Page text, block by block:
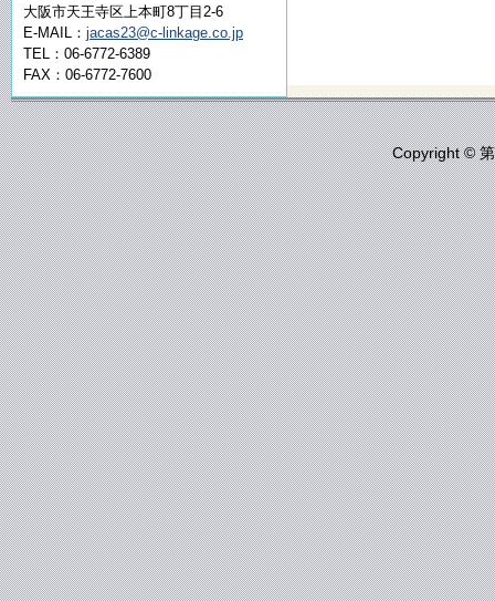
大阪市天王寺区上本町8丁目2-6
E-MAIL： jacas23@c-linkage.co.jp
TEL：06-6772-6389
FAX：06-6772-7600
Copyright ©